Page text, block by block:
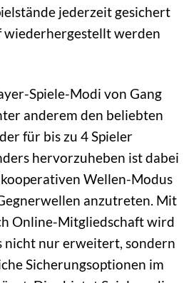
jederzeit gesichert
wiederhergestellt werden
Spiele-Modi von Gang
anderem den beliebten
für bis zu 4 Spieler
hervorzuheben ist dabei
Wellen-Modus
anzutreten. Mit
Online-Mitgliedschaft wird
nicht nur erweitert, sondern
Sicherungsoptionen im